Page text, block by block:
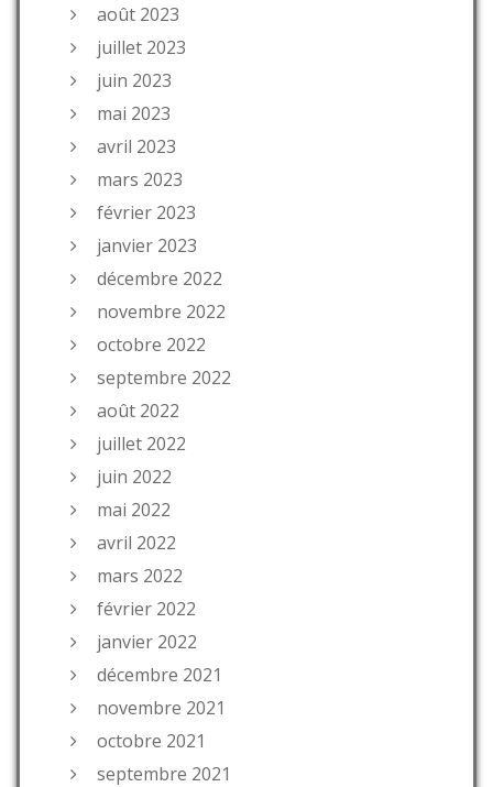
août 2023
juillet 2023
juin 2023
mai 2023
avril 2023
mars 2023
février 2023
janvier 2023
décembre 2022
novembre 2022
octobre 2022
septembre 2022
août 2022
juillet 2022
juin 2022
mai 2022
avril 2022
mars 2022
février 2022
janvier 2022
décembre 2021
novembre 2021
octobre 2021
septembre 2021